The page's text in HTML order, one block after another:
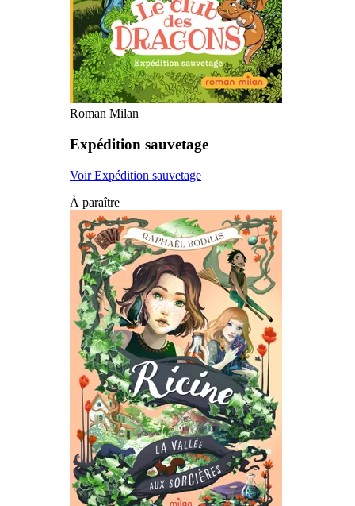
Roman Milan
Expédition sauvetage
Voir Expédition sauvetage
À paraître